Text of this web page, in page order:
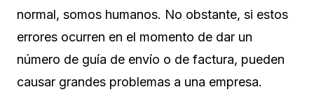
normal, somos humanos. No obstante, si estos
errores ocurren en el momento de dar un
número de guía de envío o de factura, pueden
causar grandes problemas a una empresa.